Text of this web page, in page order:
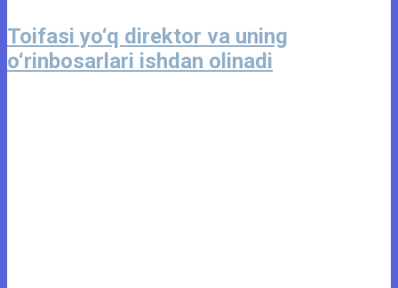
Toifasi yo‘q direktor va uning
o‘rinbosarlari ishdan olinadi